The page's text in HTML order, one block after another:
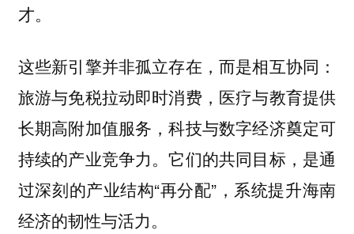
才。
这些新引擎并非孤立存在，而是相互协同：
旅游与免税拉动即时消费，医疗与教育提供
长期高附加值服务，科技与数字经济奠定可
持续的产业竞争力。它们的共同目标，是通
过深刻的产业结构“再分配”，系统提升海南
经济的韧性与活力。